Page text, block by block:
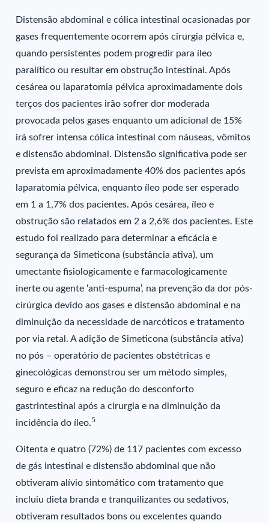
Distensão abdominal e cólica intestinal ocasionadas por
gases frequentemente ocorrem após cirurgia pélvica e,
quando persistentes podem progredir para íleo
paralítico ou resultar em obstrução intestinal. Após
cesárea ou laparatomia pélvica aproximadamente dois
terços dos pacientes irão sofrer dor moderada
provocada pelos gases enquanto um adicional de 15%
irá sofrer intensa cólica intestinal com náuseas, vômitos
e distensão abdominal. Distensão significativa pode ser
prevista em aproximadamente 40% dos pacientes após
laparatomia pélvica, enquanto íleo pode ser esperado
em 1 a 1,7% dos pacientes. Após cesárea, íleo e
obstrução são relatados em 2 a 2,6% dos pacientes. Este
estudo foi realizado para determinar a eficácia e
segurança da Simeticona (substância ativa), um
umectante fisiologicamente e farmacologicamente
inerte ou agente ‘anti-espuma’, na prevenção da dor pós-
cirúrgica devido aos gases e distensão abdominal e na
diminuição da necessidade de narcóticos e tratamento
por via retal. A adição de Simeticona (substância ativa)
no pós – operatório de pacientes obstétricas e
ginecológicas demonstrou ser um método simples,
seguro e eficaz na redução do desconforto
gastrintestinal após a cirurgia e na diminuição da
incidência do íleo.5
Oitenta e quatro (72%) de 117 pacientes com excesso
de gás intestinal e distensão abdominal que não
obtiveram alívio sintomático com tratamento que
incluiu dieta branda e tranquilizantes ou sedativos,
obtiveram resultados bons ou excelentes quando